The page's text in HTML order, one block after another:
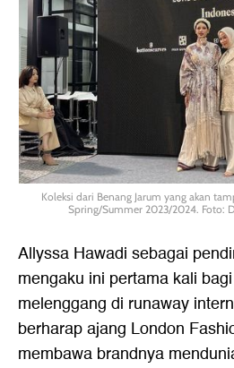
Koleksi dari Benang Jarum yang akan
Spring/Summer 2023/2024. Foto:
Allyssa Hawadi sebagai
mengaku ini pertama kali
melenggang di runaway
berharap ajang London
membawa brandnya